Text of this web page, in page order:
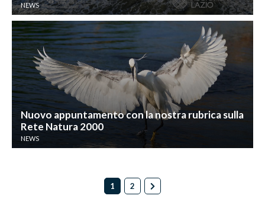
NEWS
Nuovo appuntamento con la nostra rubrica sulla
Rete Natura 2000
NEWS
1 2